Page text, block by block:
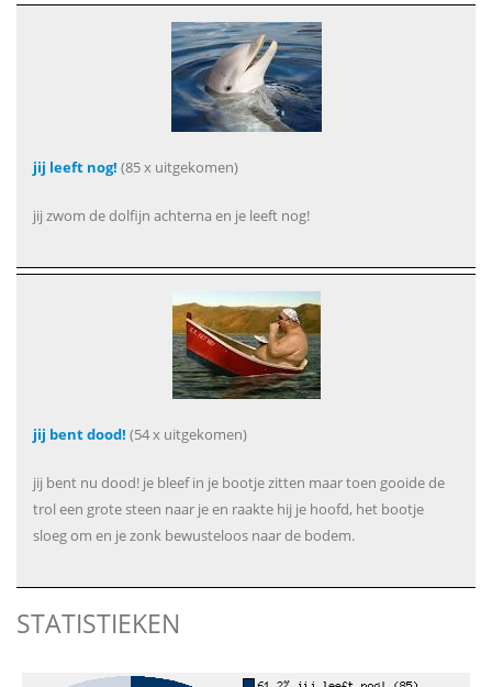
jij leeft nog! (85 x uitgekomen)
jij zwom de dolfijn achterna en je leeft nog!
jij bent dood! (54 x uitgekomen)
jij bent nu dood! je bleef in je bootje zitten maar toen gooide de
trol een grote steen naar je en raakte hij je hoofd, het bootje
sloeg om en je zonk bewusteloos naar de bodem.
STATISTIEKEN